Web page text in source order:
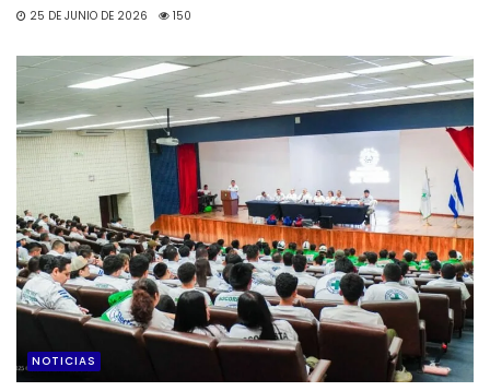
25 DE JUNIO DE 2026 150
NOTICIAS